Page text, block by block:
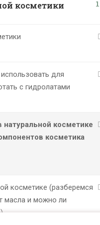
косметики
для
с гидролатами
косметике
косметика
косметике (разберемся
масла и можно ли